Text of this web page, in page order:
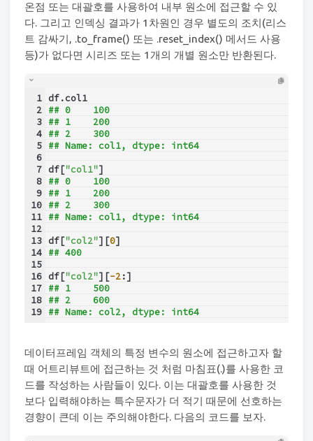
온점 또는 대괄호를 사용하여 내부 원소에 접근할 수 있
다. 그리고 인덱싱 결과가 1차원인 경우 별도의 조치(리스
트 감싸기, .to_frame() 또는 .reset_index() 메서드 사용
등)가 없다면 시리즈 또는 1개의 개별 원소만 반환된다.
1
2
3
4
5
6
7
8
9
10
11
12
13
14
15
16
17
18
19
df.col1
## 0    100
## 1    200
## 2    300
## Name: col1, dtype: int64
df["col1"]
## 0    100
## 1    200
## 2    300
## Name: col1, dtype: int64
df["col2"][0]
## 400
df["col2"][-2:]
## 1    500
## 2    600
## Name: col2, dtype: int64
데이터프레임 객체의 특정 변수의 원소에 접근하고자 할
때 어트리뷰트에 접근하는 것 처럼 마침표(.)를 사용한 코
드를 작성하는 사람들이 있다. 이는 대괄호를 사용한 것
보다 입력해야하는 특수문자가 더 적기 때문에 선호하는
경향이 큰데 이는 주의해야한다. 다음의 코드를 보자.